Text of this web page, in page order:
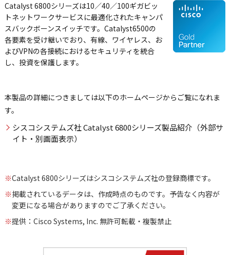
Catalyst 6800シリーズは10／40／100ギガビッ
トネットワークサービスに最適化されたキャンパ
スバックボーンスイッチです。Catalyst6500の
各要素を受け継いでおり、有線、ワイヤレス、お
よびVPNの各接続におけるセキュリティを統合
し、投資を保護します。
本製品の詳細につきましては以下のホームページからご覧になれま
す。
シスコシステムズ社 Catalyst 6800シリーズ製品紹介（外部サ
イト・別画面表示）
※Catalyst 6800シリーズはシスコシステムズ社の登録商標です。
※掲載されているデータは、作成時点のものです。予告なく内容が
変更になる場合がありますのでご了承ください。
※提供：Cisco Systems, Inc. 無許可転載・複製禁止